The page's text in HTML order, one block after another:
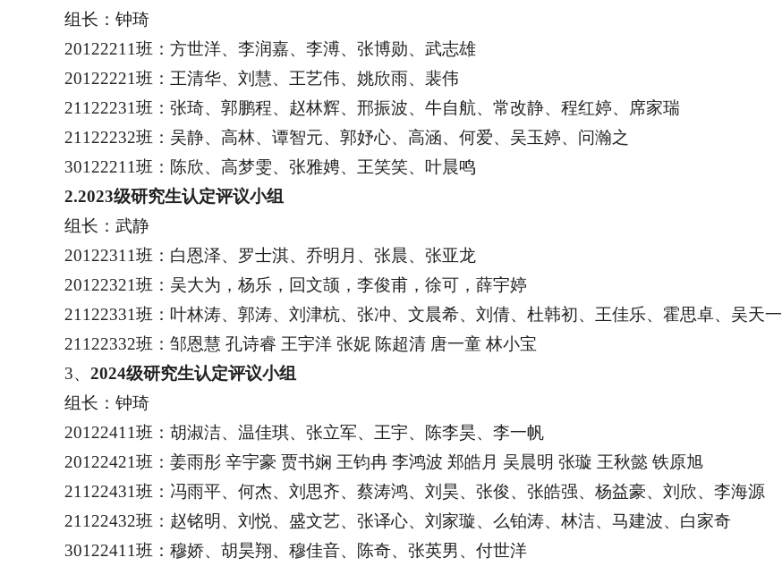
组长：钟琦
20122211班：方世洋、李润嘉、李溥、张博勋、武志雄
20122221班：王清华、刘慧、王艺伟、姚欣雨、裴伟
21122231班：张琦、郭鹏程、赵林辉、邢振波、牛自航、常改静、程红婷、席家瑞
21122232班：吴静、高林、谭智元、郭妤心、高涵、何爱、吴玉婷、问瀚之
30122211班：陈欣、高梦雯、张雅娉、王笑笑、叶晨鸣
2.2023级研究生认定评议小组
组长：武静
20122311班：白恩泽、罗士淇、乔明月、张晨、张亚龙
20122321班：吴大为，杨乐，回文颉，李俊甫，徐可，薛宇婷
21122331班：叶林涛、郭涛、刘津杭、张冲、文晨希、刘倩、杜韩初、王佳乐、霍思卓、吴天一
21122332班：邹恩慧 孔诗睿 王宇洋 张妮 陈超清 唐一童 林小宝
3、 2024级研究生认定评议小组
组长：钟琦
20122411班：胡淑洁、温佳琪、张立军、王宇、陈李昊、李一帆
20122421班：姜雨彤 辛宇豪 贾书娴 王钧冉 李鸿波 郑皓月 吴晨明 张璇 王秋懿 铁原旭
21122431班：冯雨平、何杰、刘思齐、蔡涛鸿、刘昊、张俊、张皓强、杨益豪、刘欣、李海源
21122432班：赵铭明、刘悦、盛文艺、张译心、刘家璇、么铂涛、林洁、马建波、白家奇
30122411班：穆娇、胡昊翔、穆佳音、陈奇、张英男、付世洋